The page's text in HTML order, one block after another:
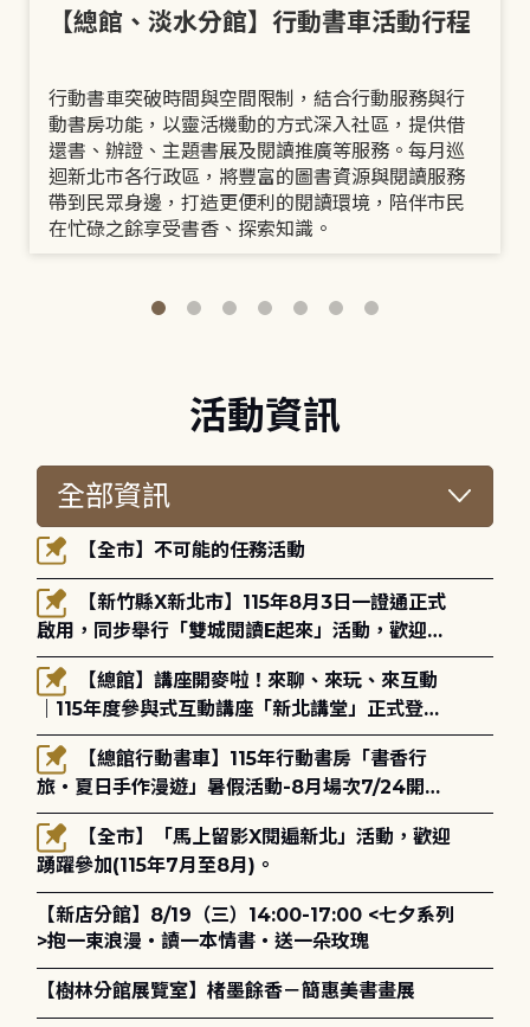
【總館、淡水分館】行動書車活動行程
行動書車突破時間與空間限制，結合行動服務與行
動書房功能，以靈活機動的方式深入社區，提供借
還書、辦證、主題書展及閱讀推廣等服務。每月巡
迴新北市各行政區，將豐富的圖書資源與閱讀服務
帶到民眾身邊，打造更便利的閱讀環境，陪伴市民
在忙碌之餘享受書香、探索知識。
活動資訊
【全市】不可能的任務活動
啟用，同步舉行「雙城閱讀E起來」活動，歡迎踴
躍參加(115年8月3日至10月4日)。
｜115年度參與式互動講座「新北講堂」正式登
場！
旅・夏日手作漫遊」暑假活動-8月場次7/24開始
報名
踴躍參加(115年7月至8月)。
【新店分館】8/19（三）14:00-17:00 <七夕系列
>抱一束浪漫・讀一本情書・送一朵玫瑰
【樹林分館展覽室】楮墨餘香－簡惠美書畫展